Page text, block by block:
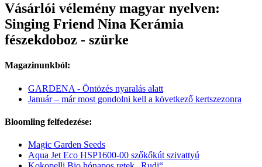
Vásárlói vélemény magyar nyelven:
Singing Friend Nina Kerámia
fészekdoboz - szürke
Magazinunkból:
GARDENA - Öntözés nyaralás alatt
Január – már most gondolni kell a következő kertszezonra
Bloomling felfedezése:
Magic Garden Seeds
Aqua Jet Eco HSP1600-00 szőkőkút szivattyú